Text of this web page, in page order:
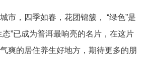
市，四季如春，花团锦簇， “绿色”是
”已成为普洱最响亮的名片，在这片
爽的居住养生好地方，期待更多的朋